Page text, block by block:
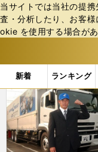
当サイトでは当社の提
査・分析したり、お客
okie を使⽤する場合が
新着 ランキング
b
ス
ポ
ル
テ
ィ
ー
「#三菱ふそう